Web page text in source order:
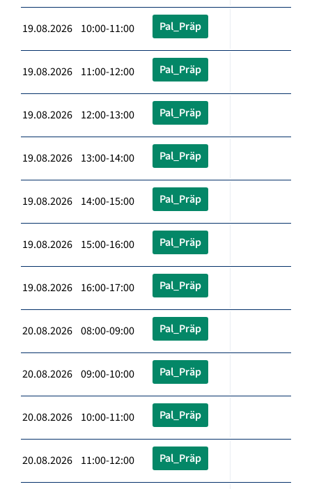
19.08.2026 10:00-11:00 Pal_Präp
19.08.2026 11:00-12:00 Pal_Präp
19.08.2026 12:00-13:00 Pal_Präp
19.08.2026 13:00-14:00 Pal_Präp
19.08.2026 14:00-15:00 Pal_Präp
19.08.2026 15:00-16:00 Pal_Präp
19.08.2026 16:00-17:00 Pal_Präp
20.08.2026 08:00-09:00 Pal_Präp
20.08.2026 09:00-10:00 Pal_Präp
20.08.2026 10:00-11:00 Pal_Präp
20.08.2026 11:00-12:00 Pal_Präp